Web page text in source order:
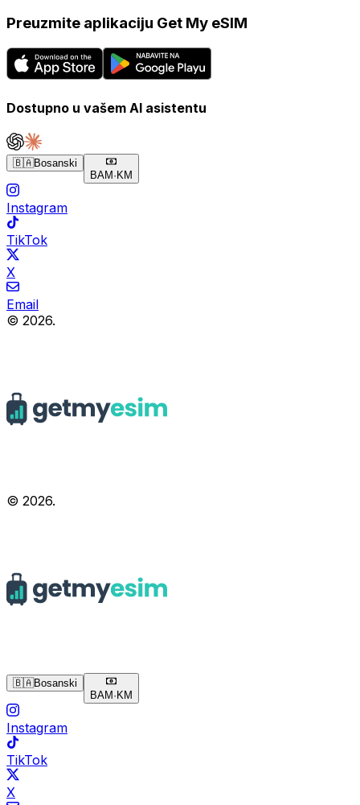
Preuzmite aplikaciju Get My eSIM
Dostupno u vašem AI asistentu
🇧🇦Bosanski
BAM · KM
Instagram
TikTok
X
Email
© 2026.
© 2026.
🇧🇦Bosanski
BAM·KM
Instagram
TikTok
X